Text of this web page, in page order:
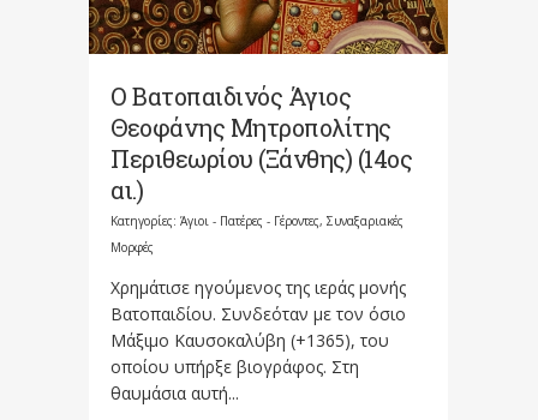
Ο Βατοπαιδινός Άγιος
Θεοφάνης Μητροπολίτης
Περιθεωρίου (Ξάνθης) (14ος
αι.)
Κατηγορίες: Άγιοι - Πατέρες - Γέροντες, Συναξαριακές
Μορφές
Χρημάτισε ηγούμενος της ιεράς μονής
Βατοπαιδίου. Συνδεόταν με τον όσιο
Μάξιμο Καυσοκαλύβη (+1365), του
οποίου υπήρξε βιογράφος. Στη
θαυμάσια αυτή...